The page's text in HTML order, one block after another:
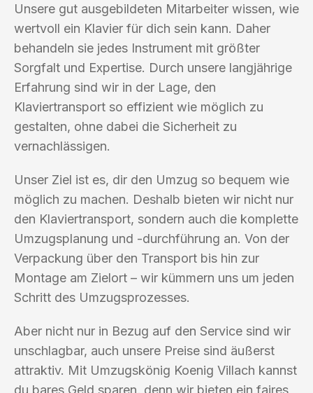
Unsere gut ausgebildeten Mitarbeiter wissen, wie
wertvoll ein Klavier für dich sein kann. Daher
behandeln sie jedes Instrument mit größter
Sorgfalt und Expertise. Durch unsere langjährige
Erfahrung sind wir in der Lage, den
Klaviertransport so effizient wie möglich zu
gestalten, ohne dabei die Sicherheit zu
vernachlässigen.
Unser Ziel ist es, dir den Umzug so bequem wie
möglich zu machen. Deshalb bieten wir nicht nur
den Klaviertransport, sondern auch die komplette
Umzugsplanung und -durchführung an. Von der
Verpackung über den Transport bis hin zur
Montage am Zielort – wir kümmern uns um jeden
Schritt des Umzugsprozesses.
Aber nicht nur in Bezug auf den Service sind wir
unschlagbar, auch unsere Preise sind äußerst
attraktiv. Mit Umzugskönig Koenig Villach kannst
du bares Geld sparen, denn wir bieten ein faires